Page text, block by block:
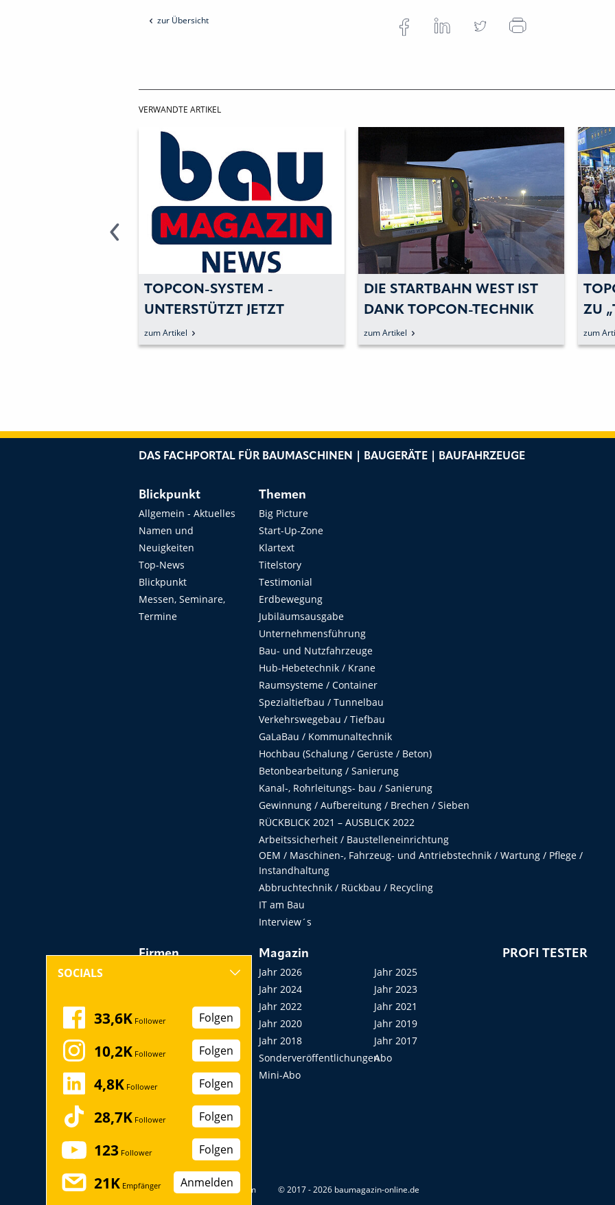
zur Übersicht
VERWANDTE ARTIKEL
TOPCON-SYSTEM ­
UNTERSTÜTZT JETZT
VOLVOS »DIG ASSIST«
zum Artikel
DIE STARTBAHN WEST IST
DANK TOPCON-TECHNIK
WIEDER »SMOOTH«
zum Artikel
ZU
zum
DAS FACHPORTAL FÜR BAUMASCHINEN | BAUGERÄTE | BAUFAHRZEUGE
Blickpunkt
Allgemein - Aktuelles
Namen und
Neuigkeiten
Top-News
Blickpunkt
Messen, Seminare,
Termine
Themen
Big Picture
Start-Up-Zone
Klartext
Titelstory
Testimonial
Erdbewegung
Jubiläumsausgabe
Unternehmensführung
Bau- und Nutzfahrzeuge
Hub-Hebetechnik / Krane
Raumsysteme / Container
Spezialtiefbau / Tunnelbau
Verkehrswegebau / Tiefbau
GaLaBau / Kommunaltechnik
Hochbau (Schalung / Gerüste / Beton)
Betonbearbeitung / Sanierung
Kanal-, Rohrleitungs- bau / Sanierung
Gewinnung / Aufbereitung / Brechen / Sieben
RÜCKBLICK 2021 – AUSBLICK 2022
Arbeitssicherheit / Baustelleneinrichtung
OEM / Maschinen-, Fahrzeug- und Antriebstechnik / Wartung / Pflege /
Instandhaltung
Abbruchtechnik / Rückbau / Recycling
IT am Bau
Interview´s
Firmen
Messen, Seminare,
Kongresse
Startup
Magazin
Jahr 2026
Jahr 2025
Jahr 2024
Jahr 2023
Jahr 2022
Jahr 2021
Jahr 2020
Jahr 2019
Jahr 2018
Jahr 2017
SonderveröffentlichungenAbo
Mini-Abo
PROFI TESTER
Datenschutz Impressum © 2017 - 2026 baumagazin-online.de
SOCIALS
33,6K Follower Folgen
10,2K Follower Folgen
4,8K Follower Folgen
28,7K Follower Folgen
123 Follower Folgen
21K Empfänger Anmelden